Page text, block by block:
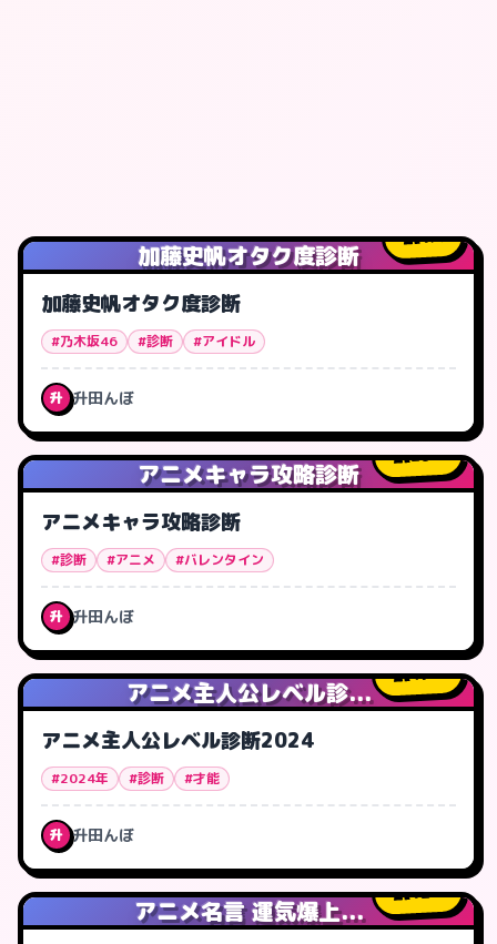
加藤史帆オタク度診断
1人
加藤史帆オタク度診断
#乃木坂46 #診断 #アイドル
升 升田んぼ
アニメキャラ攻略診断
26人
アニメキャラ攻略診断
#診断 #アニメ #バレンタイン
升 升田んぼ
アニメ主人公レベル診...
47人
アニメ主人公レベル診断2024
#2024年 #診断 #才能
升 升田んぼ
アニメ名言 運気爆上...
12人